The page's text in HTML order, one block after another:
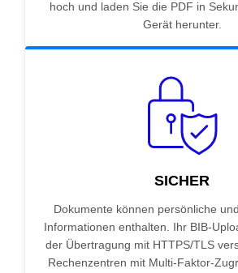
hoch und laden Sie die PDF in
Gerät herunter.
SICHER
Dokumente können persönliche
Informationen enthalten. Ihr BIB-
der Übertragung mit HTTPS/TLS
Rechenzentren mit Multi-Faktor-